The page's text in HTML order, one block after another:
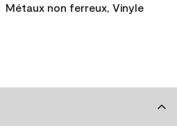
Métaux non ferreux, Vinyle